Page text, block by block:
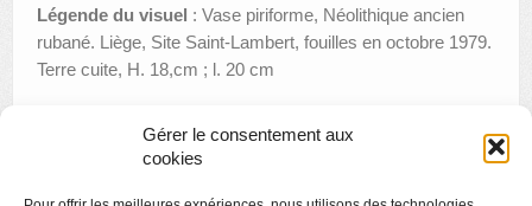
Gérer le consentement aux
cookies
Légende du visuel : Vase piriforme, Néolithique ancien
rubané. Liège, Site Saint-Lambert, fouilles en octobre 1979.
Terre cuite, H. 18,cm ; l. 20 cm
Cinémusée « Le Cubisme » de Daniel Lander